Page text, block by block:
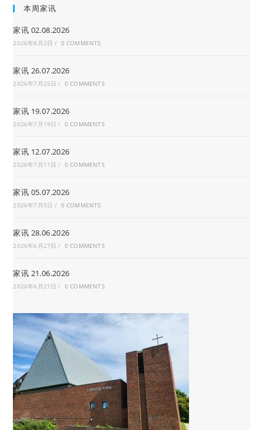
本周家讯
家讯 02.08.2026
2026年8月2日 / 0 COMMENTS
家讯 26.07.2026
2026年7月25日 / 0 COMMENTS
家讯 19.07.2026
2026年7月19日 / 0 COMMENTS
家讯 12.07.2026
2026年7月11日 / 0 COMMENTS
家讯 05.07.2026
2026年7月5日 / 0 COMMENTS
家讯 28.06.2026
2026年6月27日 / 0 COMMENTS
家讯 21.06.2026
2026年6月21日 / 0 COMMENTS